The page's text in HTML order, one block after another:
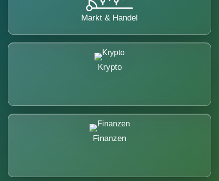
Markt & Handel
Krypto
Finanzen